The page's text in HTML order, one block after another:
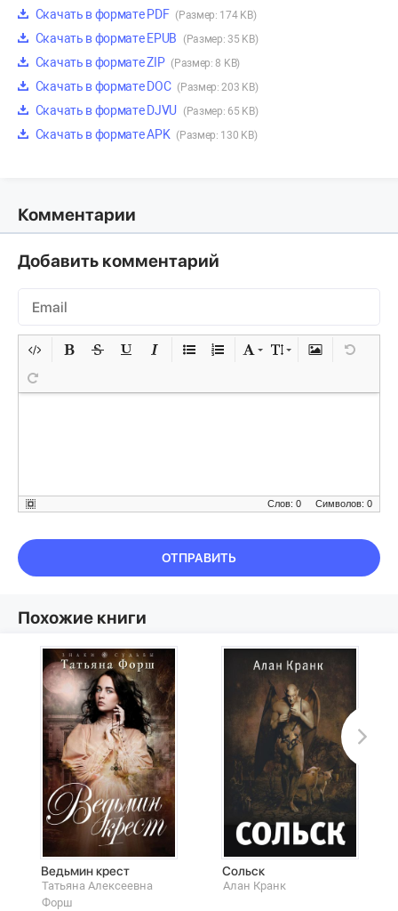
Скачать в формате PDF (Размер: 174 KB)
Скачать в формате EPUB (Размер: 35 KB)
Скачать в формате ZIP (Размер: 8 KB)
Скачать в формате DOC (Размер: 203 KB)
Скачать в формате DJVU (Размер: 65 KB)
Скачать в формате APK (Размер: 130 KB)
Комментарии
Добавить комментарий
Символов: 0
Слов: 0
ОТПРАВИТЬ
Похожие книги
Ведьмин крест
Татьяна Алексеевна
Форш
Сольск
Алан Кранк